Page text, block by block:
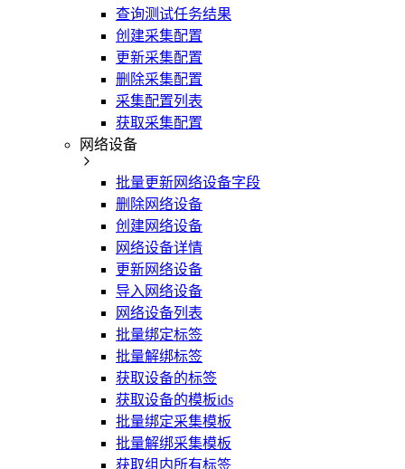
查询测试任务结果
创建采集配置
更新采集配置
删除采集配置
采集配置列表
获取采集配置
网络设备
批量更新网络设备字段
删除网络设备
创建网络设备
网络设备详情
更新网络设备
导入网络设备
网络设备列表
批量绑定标签
批量解绑标签
获取设备的标签
获取设备的模板ids
批量绑定采集模板
批量解绑采集模板
获取组内所有标签